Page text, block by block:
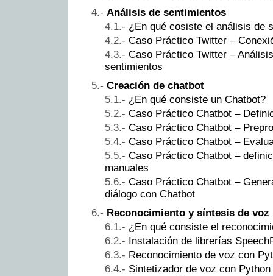
Análisis de sentimientos
¿En qué cosiste el análisis de
Caso Práctico Twitter –
Caso Práctico Twitter –
sentimientos
Creación de chatbot
¿En qué consiste un Chatbot?
Caso Práctico Chatbot –
Caso Práctico Chatbot –
Caso Práctico Chatbot –
Caso Práctico Chatbot –
manuales
Caso Práctico Chatbot –
diálogo con Chatbot
Reconocimiento y síntesis de voz
¿En qué consiste el
Instalación de librerías
Reconocimiento de voz con
Sintetizador de voz con